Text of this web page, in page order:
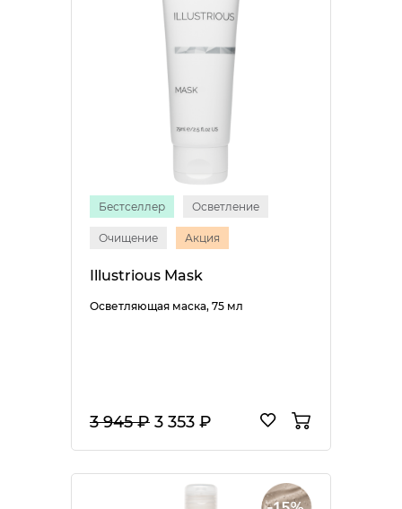
Бестселлер Осветление
Очищение Акция
Illustrious Mask
Осветляющая маска, 75 мл
3 945 ₽ 3 353 ₽